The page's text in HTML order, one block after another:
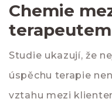
Chemie
Studie ukazují, že
úspěchu terapie
vztahu mezi